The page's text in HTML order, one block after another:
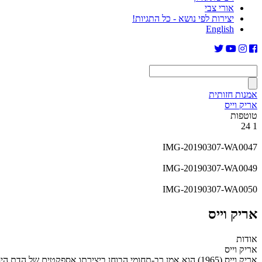
אורי צבי
יצירות לפי נושא - כל התגיות!
English
אמנות חזותית
אריק וייס
טוטפות
1
24
IMG-20190307-WA0047
IMG-20190307-WA0049
IMG-20190307-WA0050
אריק וייס
אודות
אריק וייס
אריק וייס (1965) הוא אמן רב-תחומי הבוחן ביצירתו